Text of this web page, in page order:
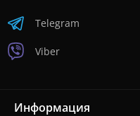
Telegram
Viber
Информация